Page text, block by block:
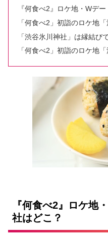
『何食べ2』ロケ地・Wデ
「何食べ2」初詣のロケ地
「渋谷氷川神社」は縁結び
「何食べ2」初詣のロケ地
『何食べ2』ロケ地
社はどこ？